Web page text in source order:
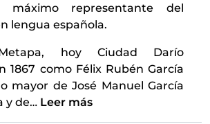
máximo representante del
lengua española.
hoy Ciudad Darío
1867 como Félix Rubén García
mayor de José Manuel García
y de… Leer más